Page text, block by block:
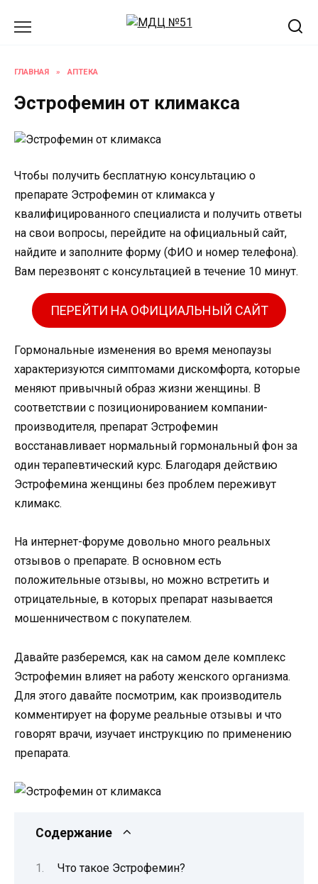
ГЛАВНАЯ » АПТЕКА
Эстрофемин от климакса
Чтобы получить бесплатную консультацию о
препарате Эстрофемин от климакса у
квалифицированного специалиста и получить ответы
на свои вопросы, перейдите на официальный сайт,
найдите и заполните форму (ФИО и номер телефона).
Вам перезвонят с консультацией в течение 10 минут.
ПЕРЕЙТИ НА ОФИЦИАЛЬНЫЙ САЙТ
Гормональные изменения во время менопаузы
характеризуются симптомами дискомфорта, которые
меняют привычный образ жизни женщины. В
соответствии с позиционированием компании-
производителя, препарат Эстрофемин
восстанавливает нормальный гормональный фон за
один терапевтический курс. Благодаря действию
Эстрофемина женщины без проблем переживут
климакс.
На интернет-форуме довольно много реальных
отзывов о препарате. В основном есть
положительные отзывы, но можно встретить и
отрицательные, в которых препарат называется
мошенничеством с покупателем.
Давайте разберемся, как на самом деле комплекс
Эстрофемин влияет на работу женского организма.
Для этого давайте посмотрим, как производитель
комментирует на форуме реальные отзывы и что
говорят врачи, изучает инструкцию по применению
препарата.
Содержание
Что такое Эстрофемин?